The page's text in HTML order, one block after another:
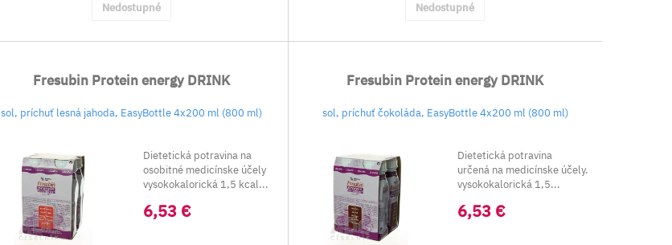
Nedostupné Nedostupné
Fresubin Protein energy DRINK
sol, príchuť lesná jahoda, EasyBottle 4x200 ml (800 ml)
Dietetická potravina na
osobitné medicínske účely
vysokokalorická 1,5 kcal...
6,53 €
Fresubin Protein energy DRINK
sol, príchuť čokoláda, EasyBottle 4x200 ml (800 ml)
Dietetická potravina
určená na medicínske účely.
vysokokalorická 1,5...
6,53 €